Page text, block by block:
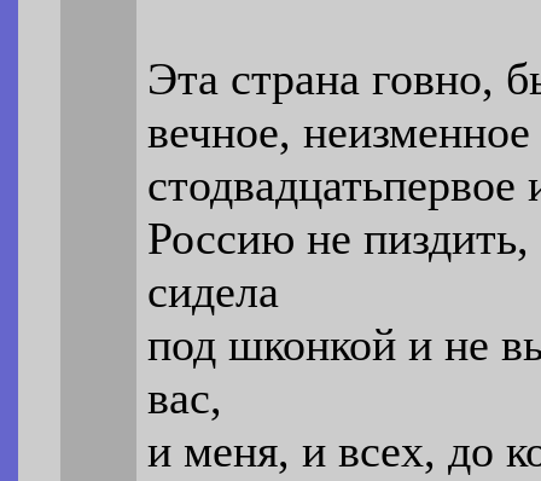
Эта страна говно,
вечное,
Россию не
сидела
под шконкой и не
вас,
и меня, и всех, до